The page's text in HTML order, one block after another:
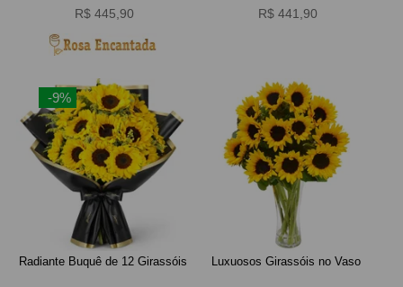
R$ 445,90 R$ 441,90
-9%
Radiante Buquê de 12 Girassóis Luxuosos Girassóis no Vaso